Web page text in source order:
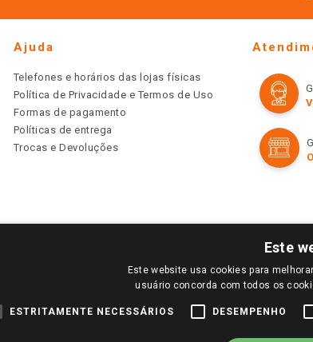
Ajuda
Telefones e horários das lojas físicas
Política de Privacidade e Termos de Uso
Formas de pagamento
Políticas de entrega
Trocas e Devoluções
VER OS PREÇOS DA SUA REGIÃO, FAÇA LOGIN E SELECIONE A LOJA DE
E CONDIÇÕES COMERCIAIS DESTE SITE SÃO VÁLIDOS APENAS PARA
Este
Este website usa cookies para
usuário concorda com todos os
ESTRITAMENTE NECESSÁRIOS DESEMPENHO